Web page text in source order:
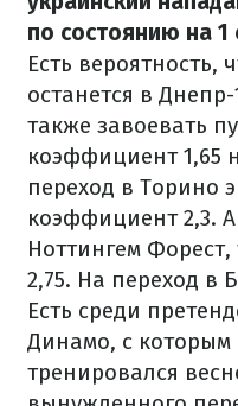
по состоянию на 1
Есть вероятность,
останется в
также завоевать
коэффициент 1,65
переход в Торино
коэффициент 2,3.
Ноттингем
2,75. На переход в
Есть среди
Динамо, с
тренировался